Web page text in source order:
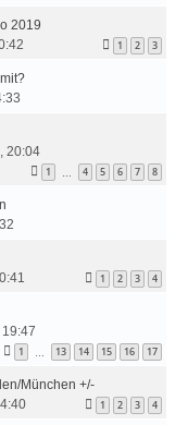
2019
1 2 3
20:04
1 4 5 6 7 8
1 2 3 4
1 13 14 15 16 17
München +/-
1 2 3 4